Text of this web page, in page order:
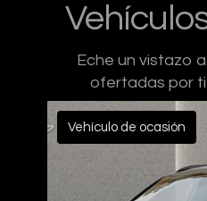
Eche un vistazo
ofertadas por
Vehículo de ocasión